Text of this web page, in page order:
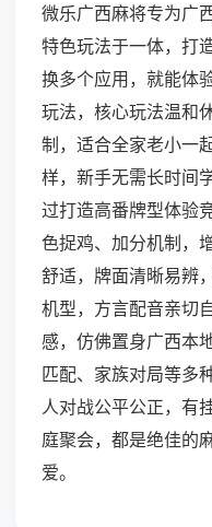
微乐广西麻将专为广
特色玩法于一体，打
换多个应用，就能体
玩法，核心玩法温和
制，适合全家老小一
样，新手无需长时间
过打造高番牌型体验
色捉鸡、加分机制，
舒适，牌面清晰易辨
机型，方言配音亲切
感，仿佛置身广西本
匹配、家族对局等多
人对战公平公正，有
庭聚会，都是绝佳的
爱。